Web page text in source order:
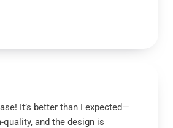
It’s better than I expected—
quality, and the design is